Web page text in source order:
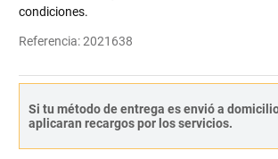
condiciones.
Referencia:2021638
Si tu método de entrega es envió a
aplicaran recargos por los servicios.